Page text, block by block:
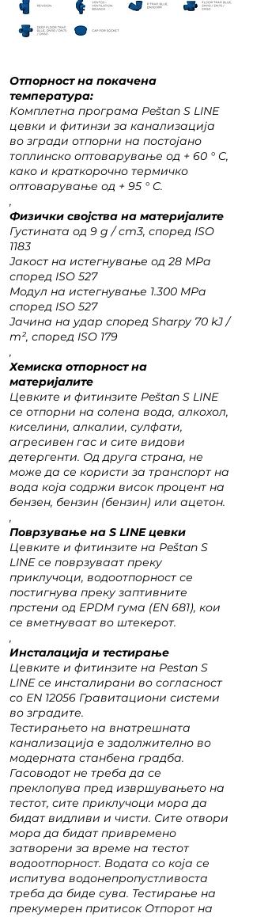
Отпорност на покачена
температура:
Комплетна програма Peštan S LINE
цевки и фитинзи за канализација
во згради отпорни на постојано
топлинско оптоварување од + 60 ° C,
како и краткорочно термичко
оптоварување од + 95 ° C.
,
Физички својства на материјалите
Густината од 9 g / cm3, според ISO
1183
Јакост на истегнување од 28 MPa
според ISO 527
Модул на истегнување 1.300 MPa
според ISO 527
Јачина на удар според Sharpy 70 kJ /
m², според ISO 179
,
Хемиска отпорност на
материјалите
Цевките и фитинзите Peštan S LINE
се отпорни на солена вода, алкохол,
киселини, алкалии, сулфати,
агресивен гас и сите видови
детергенти. Од друга страна, не
може да се користи за транспорт на
вода која содржи висок процент на
бензен, бензин (бензин) или ацетон.
,
Поврзување на S LINE цевки
Цевките и фитинзите на Peštan S
LINE се поврзуваат преку
приклучоци, водоотпорност се
постигнува преку заптивните
прстени од EPDM гума (EN 681), кои
се вметнуваат во штекерот.
,
Инсталација и тестирање
Цевките и фитинзите на Pestan S
LINE се инсталирани во согласност
со EN 12056 Гравитациони системи
во зградите.
Тестирањето на внатрешната
канализација е задолжително во
модерната станбена градба.
Гасоводот не треба да се
преклопува пред извршувањето на
тестот, сите приклучоци мора да
бидат видливи и чисти. Сите отвори
мора да бидат привремено
затворени за време на тестот
водоотпорност. Водата со која се
испитува водонепропустливоста
треба да биде сува. Тестирање на
прекумерен притисок Отпорот на